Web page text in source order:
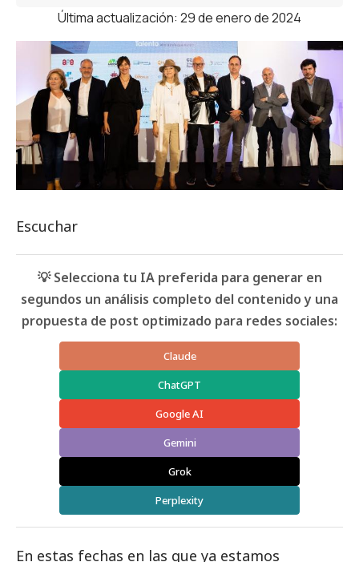
Última actualización: 29 de enero de 2024
Escuchar
💡 Selecciona tu IA preferida para generar en
segundos un análisis completo del contenido y una
propuesta de post optimizado para redes sociales:
Claude
ChatGPT
Google AI
Gemini
Grok
Perplexity
En estas fechas en las que ya estamos